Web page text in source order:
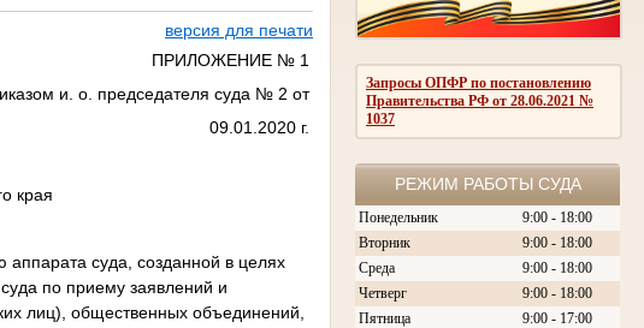
Запросы ОПФР по постановлению
Правительства РФ от 28.06.2021 №
1037
РЕЖИМ РАБОТЫ СУДА
Понедельник
9:00 - 18:00
Вторник
9:00 - 18:00
Среда
9:00 - 18:00
Четверг
9:00 - 18:00
Пятница
9:00 - 17:00
версия для печати
ПРИЛОЖЕНИЕ № 1
и. о. председателя суда № 2 от
09.01.2020 г.
края
аппарата суда, созданной в целях
по приему заявлений и
лиц), общественных объединений,